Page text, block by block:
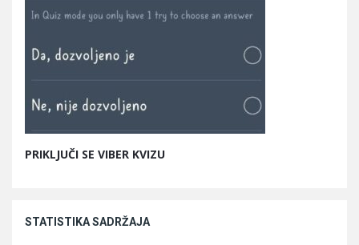
PRIKLJUČI SE VIBER KVIZU
STATISTIKA SADRŽAJA